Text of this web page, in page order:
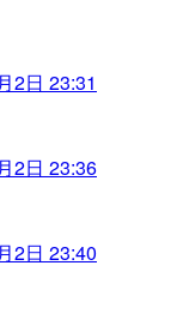
2日 23:31
2日 23:36
2日 23:40